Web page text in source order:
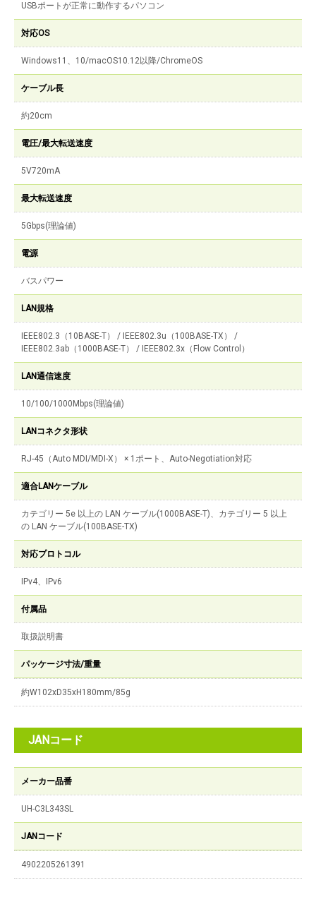
USBポートが正常に動作するパソコン
対応OS
Windows11、10/macOS10.12以降/ChromeOS
ケーブル長
約20cm
電圧/最大転送速度
5V720mA
最大転送速度
5Gbps(理論値)
電源
バスパワー
LAN規格
IEEE802.3（10BASE-T） / IEEE802.3u（100BASE-TX） /
IEEE802.3ab（1000BASE-T） / IEEE802.3x（Flow Control）
LAN通信速度
10/100/1000Mbps(理論値)
LANコネクタ形状
RJ-45（Auto MDI/MDI-X） × 1ポート、Auto-Negotiation対応
適合LANケーブル
カテゴリー 5e 以上の LAN ケーブル(1000BASE-T)、カテゴリー 5 以上
の LAN ケーブル(100BASE-TX)
対応プロトコル
IPv4、IPv6
付属品
取扱説明書
パッケージ寸法/重量
約W102xD35xH180mm/85g
JANコード
メーカー品番
UH-C3L343SL
JANコード
4902205261391